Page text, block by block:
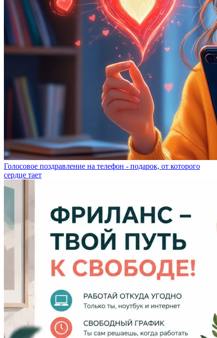
Голосовое поздравление на телефон - подарок, от которого
сердце тает